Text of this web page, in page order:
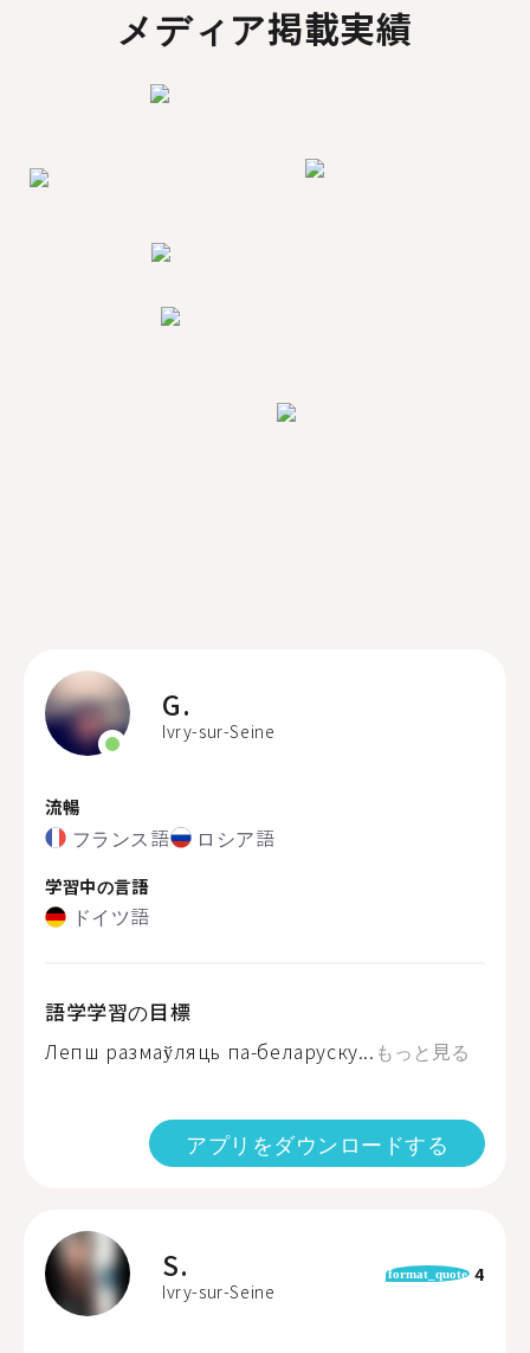
メディア掲載実績
G.
Ivry-sur-Seine
流暢
フランス語 ロシア語
学習中の言語
ドイツ語
語学学習の目標
Лепш размаўляць па-беларуску... もっと見る
アプリをダウンロードする
S.
Ivry-sur-Seine
format_quote 4